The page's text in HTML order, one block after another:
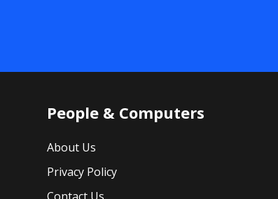
People & Computers
About Us
Privacy Policy